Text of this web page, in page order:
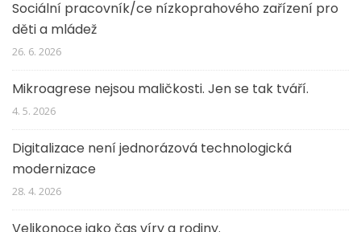
Sociální pracovník/ce nízkoprahového zařízení pro
děti a mládež
26. 6. 2026
Mikroagrese nejsou maličkosti. Jen se tak tváří.
4. 5. 2026
Digitalizace není jednorázová technologická
modernizace
28. 4. 2026